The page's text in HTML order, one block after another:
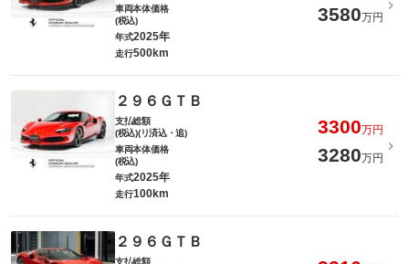
車両本体価格
(税込)
3580万円
年式2025年
走行500km
２９６ＧＴＢ
支払総額
(税込)(リ済込・追)
3300万円
車両本体価格
(税込)
3280万円
年式2025年
走行100km
２９６ＧＴＢ
支払総額